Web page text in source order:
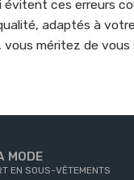
ces erreurs
adaptés à
méritez de
MODE
EN SOUS-VÊTEMENTS